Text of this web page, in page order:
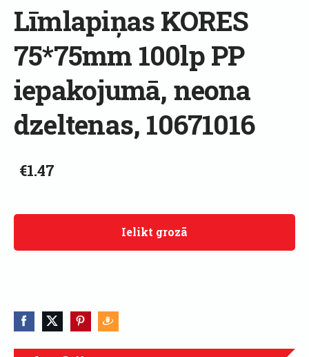
Līmlapiņas KORES
75*75mm 100lp PP
iepakojumā, neona
dzeltenas, 10671016
€1.47
Ielikt grozā